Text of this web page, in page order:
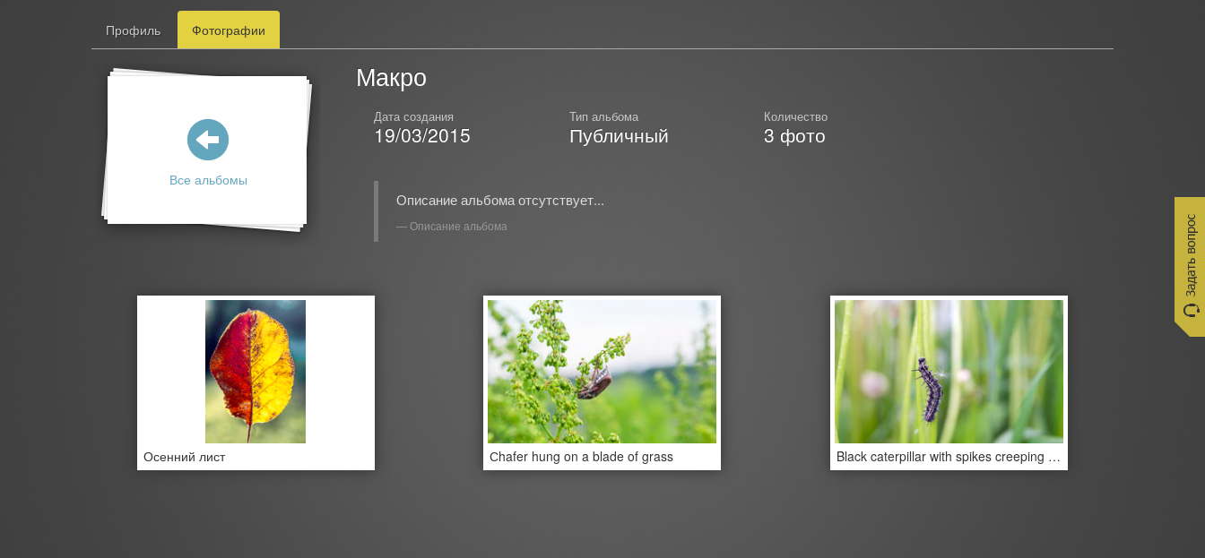
Профиль Фотографии
Все альбомы
Макро
Дата создания
19/03/2015
Тип альбома
Публичный
Количество
3 фото
Описание альбома отсутствует...
Описание альбома
Осенний лист Сhafer hung on a blade of grass Black caterpillar with spikes creeping up on the green grass